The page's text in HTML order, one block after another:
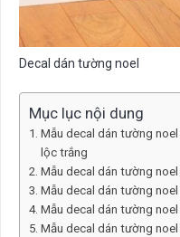
Decal dán tường noel
Mục lục nội dung
Mẫu decal dán tường
lộc trắng
Mẫu decal dán tường
Mẫu decal dán tường
Mẫu decal dán tường
Mẫu decal dán tường